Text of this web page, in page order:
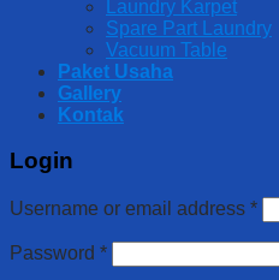
Laundry Karpet
Spare Part Laundry
Vacuum Table
Paket Usaha
Gallery
Kontak
Login
Username or email address *
Password *